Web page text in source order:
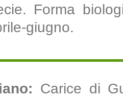
Forma
giugno.
Carice di